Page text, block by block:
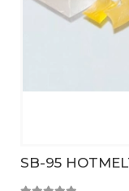
SB-95